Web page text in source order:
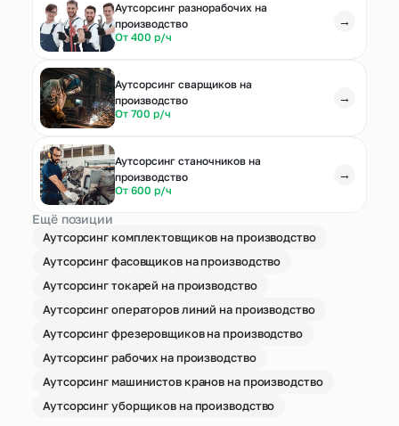
Аутсорсинг разнорабочих на
производство
От 400 р/ч
→
Аутсорсинг сварщиков на
производство
От 700 р/ч
→
Аутсорсинг станочников на
производство
От 600 р/ч
→
Ещё позиции
Аутсорсинг комплектовщиков на производство
Аутсорсинг фасовщиков на производство
Аутсорсинг токарей на производство
Аутсорсинг операторов линий на производство
Аутсорсинг фрезеровщиков на производство
Аутсорсинг рабочих на производство
Аутсорсинг машинистов кранов на производство
Аутсорсинг уборщиков на производство